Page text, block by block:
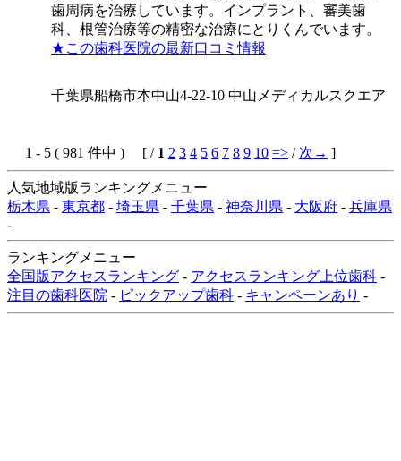
歯周病を治療しています。インプラント、審美歯
科、根管治療等の精密な治療にとりくんでいます。
★この歯科医院の最新口コミ情報
千葉県船橋市本中山4-22-10 中山メディカルスクエア
1 - 5 ( 981 件中 ) [ / 1 2 3 4 5 6 7 8 9 10 => / 次→ ]
人気地域版ランキングメニュー
栃木県 - 東京都 - 埼玉県 - 千葉県 - 神奈川県 - 大阪府 - 兵庫県
-
ランキングメニュー
全国版アクセスランキング - アクセスランキング上位歯科 -
注目の歯科医院 - ピックアップ歯科 - キャンペーンあり -